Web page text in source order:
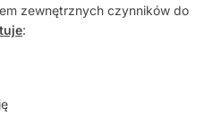
zewnętrznych czynników do
: